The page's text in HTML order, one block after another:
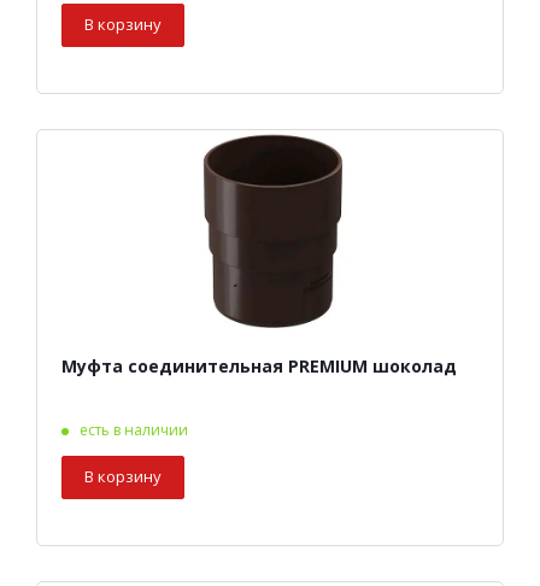
В корзину
Муфта соединительная PREMIUM шоколад
есть в наличии
В корзину